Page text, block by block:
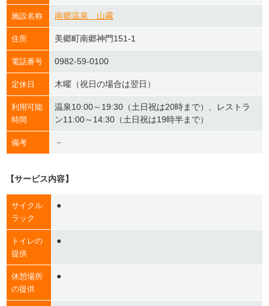
施設名称 南郷温泉 山霧
住所 美郷町南郷神門151-1
電話番号 0982-59-0100
定休日 木曜（祝日の場合は翌日）
利用可能
時間
温泉10:00～19:30（土日祝は20時まで）、レストラ
ン11:00～14:30（土日祝は19時半まで）
備考 －
【サービス内容】
サイクル
ラック
●
トイレの
提供
●
休憩場所
の提供
●